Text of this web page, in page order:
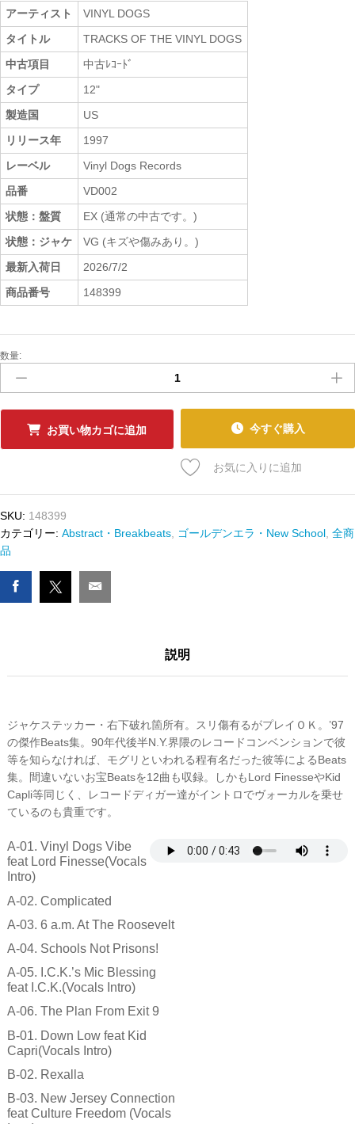
アーティスト
VINYL DOGS
タイトル
TRACKS OF THE VINYL DOGS
中古項目
中古ﾚｺｰﾄﾞ
タイプ
12"
製造国
US
リリース年
1997
レーベル
Vinyl Dogs Records
品番
VD002
状態：盤質
EX (通常の中古です。)
状態：ジャケ
VG (キズや傷みあり。)
最新入荷日
2026/7/2
商品番号
148399
中
ﾚ
ｺ
ﾄﾞ
-
TRACKS
OF
THE
DOGS
数
数量:
お買い物カゴに追加 今すぐ購入
お気に入りに追加
SKU: 148399
カテゴリー: Abstract・Breakbeats ゴールデンエラ・New School 全商
品
説明
ジャケステッカー・右下破れ箇所有。スリ傷有るがプレイＯＫ。’97
の傑作Beats集。90年代後半N.Y.界隈のレコードコンベンションで彼
等を知らなければ、モグリといわれる程有名だった彼等によるBeats
集。間違いないお宝Beatsを12曲も収録。しかもLord FinesseやKid
Capli等同じく、レコードディガー達がイントロでヴォーカルを乗せ
ているのも貴重です。
A-01. Vinyl Dogs Vibe
feat Lord Finesse(Vocals
Intro)
A-02. Complicated
A-03. 6 a.m. At The Roosevelt
A-04. Schools Not Prisons!
A-05. I.C.K.’s Mic Blessing
feat I.C.K.(Vocals Intro)
A-06. The Plan From Exit 9
B-01. Down Low feat Kid
Capri(Vocals Intro)
B-02. Rexalla
B-03. New Jersey Connection
feat Culture Freedom (Vocals